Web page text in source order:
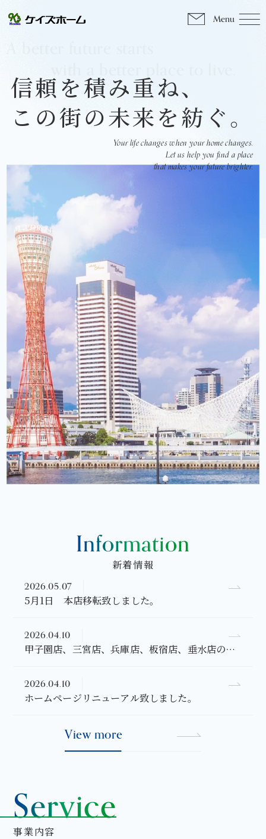
Menu
信頼を積み重ね、
この街の未来を紡ぐ。
Your life changes when your home changes.
Let us help you find a place
that makes your future brighter.
Information
新着情報
V
V
i
i
e
e
w
w
m
m
o
o
r
r
e
e
2026.05.07
5月1日 本店移転致しました。
2026.04.10
甲子園店、三宮店、兵庫店、板宿店、垂水店の店
2026.04.10
ホームページリニューアル致しました。
Service
事業内容